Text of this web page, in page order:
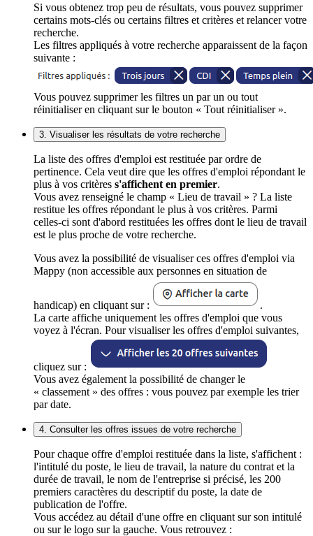
Si vous obtenez trop peu de résultats, vous pouvez supprimer
certains mots-clés ou certains filtres et critères et relancer votre
recherche.
Les filtres appliqués à votre recherche apparaissent de la façon
suivante :
Vous pouvez supprimer les filtres un par un ou tout
réinitialiser en cliquant sur le bouton « Tout réinitialiser ».
3. Visualiser les résultats de votre recherche
La liste des offres d'emploi est restituée par ordre de
pertinence. Cela veut dire que les offres d'emploi répondant le
plus à vos critères s'affichent en premier.
Vous avez renseigné le champ « Lieu de travail » ? La liste
restitue les offres répondant le plus à vos critères. Parmi
celles-ci sont d'abord restituées les offres dont le lieu de travail
est le plus proche de votre recherche.
Vous avez la possibilité de visualiser ces offres d'emploi via
Mappy (non accessible aux personnes en situation de
handicap) en cliquant sur :
.
La carte affiche uniquement les offres d'emploi que vous
voyez à l'écran. Pour visualiser les offres d'emploi suivantes,
cliquez sur :
Vous avez également la possibilité de changer le
« classement » des offres : vous pouvez par exemple les trier
par date.
4. Consulter les offres issues de votre recherche
Pour chaque offre d'emploi restituée dans la liste, s'affichent :
l'intitulé du poste, le lieu de travail, la nature du contrat et la
durée de travail, le nom de l'entreprise si précisé, les 200
premiers caractères du descriptif du poste, la date de
publication de l'offre.
Vous accédez au détail d'une offre en cliquant sur son intitulé
ou sur le logo sur la gauche. Vous retrouvez :